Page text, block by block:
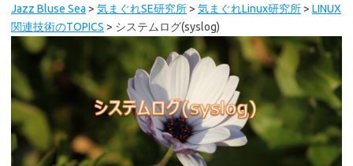
Jazz Bluse Sea > 気まぐれSE研究所> 気まぐれLinux研究所> LINUX
関連技術のTOPICS > システムログ(syslog)